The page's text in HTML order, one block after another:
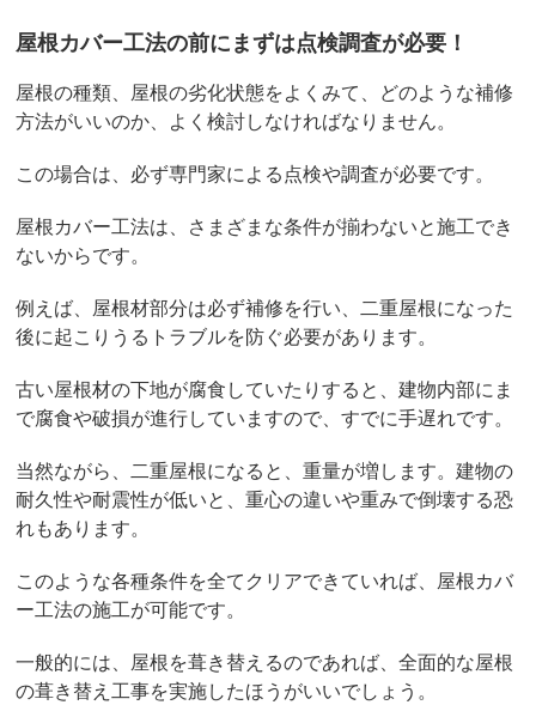
屋根カバー工法の前にまずは点検調査が必要！
屋根の種類、屋根の劣化状態をよくみて、どのような補修
方法がいいのか、よく検討しなければなりません。
この場合は、必ず専門家による点検や調査が必要です。
屋根カバー工法は、さまざまな条件が揃わないと施工でき
ないからです。
例えば、屋根材部分は必ず補修を行い、二重屋根になった
後に起こりうるトラブルを防ぐ必要があります。
古い屋根材の下地が腐食していたりすると、建物内部にま
で腐食や破損が進行していますので、すでに手遅れです。
当然ながら、二重屋根になると、重量が増します。建物の
耐久性や耐震性が低いと、重心の違いや重みで倒壊する恐
れもあります。
このような各種条件を全てクリアできていれば、屋根カバ
ー工法の施工が可能です。
一般的には、屋根を葺き替えるのであれば、全面的な屋根
の葺き替え工事を実施したほうがいいでしょう。